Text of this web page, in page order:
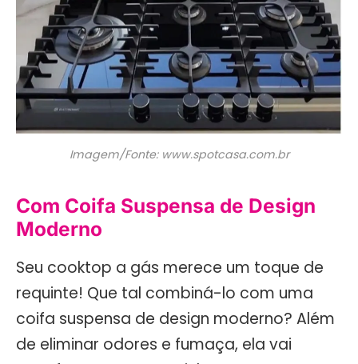
Imagem/Fonte: www.spotcasa.com.br
Com Coifa Suspensa de Design
Moderno
Seu cooktop a gás merece um toque de
requinte! Que tal combiná-lo com uma
coifa suspensa de design moderno? Além
de eliminar odores e fumaça, ela vai